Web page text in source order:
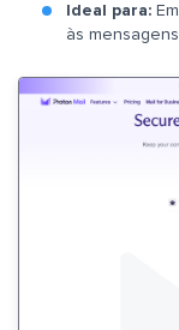
Ideal para:
às